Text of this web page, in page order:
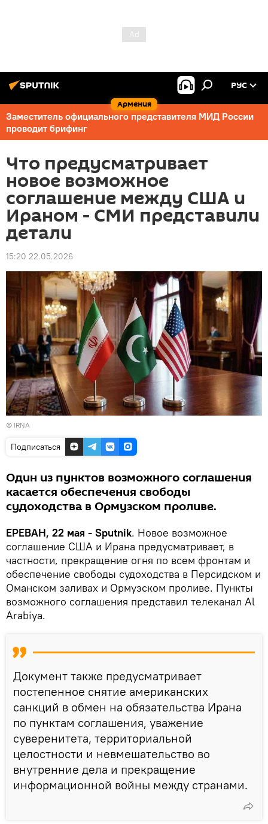
Армения
РУС
Заместитель официального представителя МИД России
проводит брифинг
Что предусматривает
новое возможное
соглашение между США и
Ираном - СМИ представили
детали
15:20 22.05.2026
© IRNA
Подписаться
Один из пунктов возможного соглашения
касается обеспечения свободы
судоходства в Ормузском проливе.
ЕРЕВАН, 22 мая - Sputnik. Новое возможное
соглашение США и Ирана предусматривает, в
частности, прекращение огня по всем фронтам и
обеспечение свободы судоходства в Персидском и
Оманском заливах и Ормузском проливе. Пункты
возможного соглашения представил телеканал Al
Arabiya.
Документ также предусматривает
постепенное снятие американских
санкций в обмен на обязательства Ирана
по пунктам соглашения, уважение
суверенитета, территориальной
целостности и невмешательство во
внутренние дела и прекращение
информационной войны между странами.